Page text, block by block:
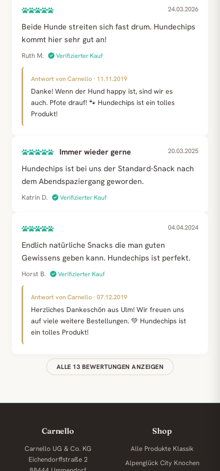
24.03.2026
Beide Hunde streiten sich fast drum. Hundechips
kommt hier sehr gut an!
Ruth M. Verifizierter Kauf
Antwort von Carnello · 11.11.2019
Danke! Wenn der Hund happy ist, sind wir es
auch. Pfote drauf! 🐾 Hundechips ist ein tolles
Produkt!
Immer wieder gerne 20.03.2025
Hundechips ist bei uns der Standard-Snack nach
dem Abendspaziergang geworden.
Katrin D. Verifizierter Kauf
04.04.2024
Endlich natürliche Snacks die man guten
Gewissens geben kann. Hundechips ist perfekt.
Horst B. Verifizierter Kauf
Antwort von Carnello · 07.12.2019
Herzliches Dankeschön aus Ulm! Wir freuen uns
auf viele weitere Bestellungen. 💚 Hundechips ist
ein tolles Produkt!
ALLE 13 BEWERTUNGEN ANZEIGEN
Carnello
Carnello UG & Co. KG
Eichendorffstraße 2
Shop
Alle Produkte Klassik
Alpenglück City Knochen